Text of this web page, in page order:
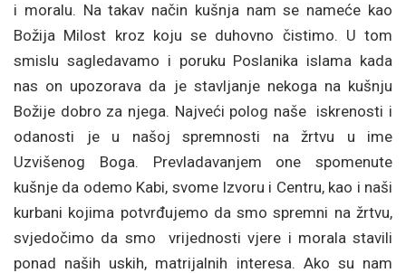
i moralu. Na takav način kušnja nam se nameće kao
Božija Milost kroz koju se duhovno čistimo. U tom
smislu sagledavamo i poruku Poslanika islama kada
nas on upozorava da je stavljanje nekoga na kušnju
Božije dobro za njega. Najveći polog naše iskrenosti i
odanosti je u našoj spremnosti na žrtvu u ime
Uzvišenog Boga. Prevladavanjem one spomenute
kušnje da odemo Kabi, svome Izvoru i Centru, kao i naši
kurbani kojima potvrđujemo da smo spremni na žrtvu,
svjedočimo da smo vrijednosti vjere i morala stavili
ponad naših uskih, matrijalnih interesa. Ako su nam